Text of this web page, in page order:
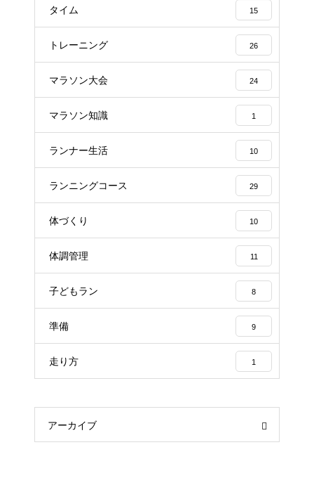
タイム 15
トレーニング 26
マラソン大会 24
マラソン知識 1
ランナー生活 10
ランニングコース 29
体づくり 10
体調管理 11
子どもラン 8
準備 9
走り方 1
アーカイブ